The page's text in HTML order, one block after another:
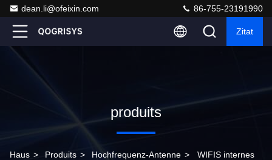
dean.li@ofeixin.com 86-755-23191990
Zitat
produits
Haus > Produits > Hochfrequenz-Antenne > WIFIS internes